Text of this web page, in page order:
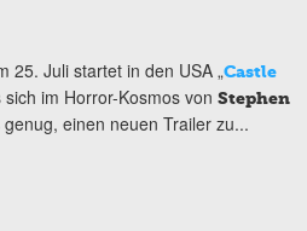
25. Juli startet in den USA „Castle
im Horror-Kosmos von Stephen
einen neuen Trailer zu...